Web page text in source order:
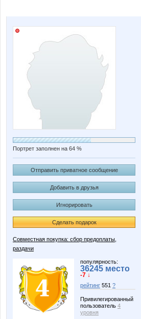
Портрет заполнен на 64 %
Отправить приватное сообщение
Добавить в друзья
Игнорировать
Сделать подарок
Совместная покупка: сбор предоплаты,
раздачи
популярность:
36245 место
-7 ↓
рейтинг 551 ?
Привилегированный
пользователь 4
уровня